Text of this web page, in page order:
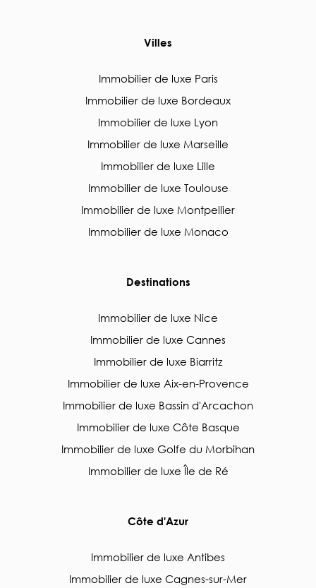
Villes
Immobilier de luxe Paris
Immobilier de luxe Bordeaux
Immobilier de luxe Lyon
Immobilier de luxe Marseille
Immobilier de luxe Lille
Immobilier de luxe Toulouse
Immobilier de luxe Montpellier
Immobilier de luxe Monaco
Destinations
Immobilier de luxe Nice
Immobilier de luxe Cannes
Immobilier de luxe Biarritz
Immobilier de luxe Aix-en-Provence
Immobilier de luxe Bassin d'Arcachon
Immobilier de luxe Côte Basque
Immobilier de luxe Golfe du Morbihan
Immobilier de luxe Île de Ré
Côte d'Azur
Immobilier de luxe Antibes
Immobilier de luxe Cagnes-sur-Mer